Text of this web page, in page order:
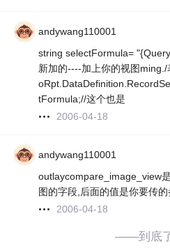
andywang110001
string selectFormula=
新加的----加上你的视图ming./
tFormula;//这个也是
2006-04-18
andywang110001
outlaycompare_image_view
图的字段,后面的值是你要传
2006-04-18
——到底